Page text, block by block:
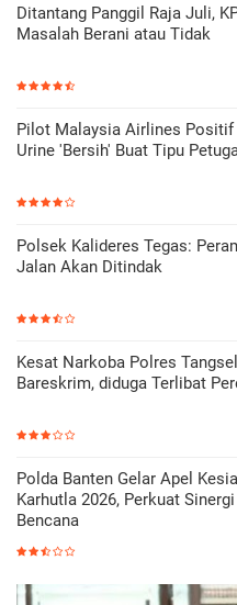
Ditantang Panggil Raja Juli,
Masalah Berani atau Tidak
Pilot Malaysia Airlines Positif
Urine 'Bersih' Buat Tipu
Polsek Kalideres Tegas:
Jalan Akan Ditindak
Kesat Narkoba Polres
Bareskrim, diduga Terlibat
Polda Banten Gelar Apel
Karhutla 2026, Perkuat
Bencana